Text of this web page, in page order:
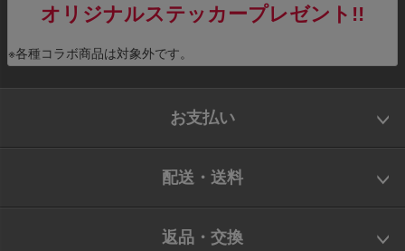
オリジナルステッカープレゼント!!
※各種コラボ商品は対象外です。
お支払い
配送・送料
返品・交換